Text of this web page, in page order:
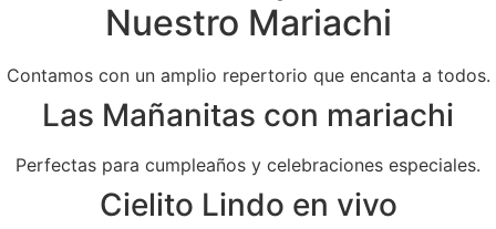
Nuestro Mariachi
Contamos con un amplio repertorio que encanta a todos.
Las Mañanitas con mariachi
Perfectas para cumpleaños y celebraciones especiales.
Cielito Lindo en vivo